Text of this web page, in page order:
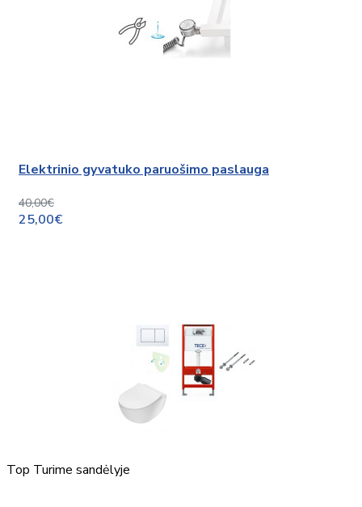
Elektrinio gyvatuko paruošimo paslauga
40,00€
25,00€
Top Turime sandėlyje